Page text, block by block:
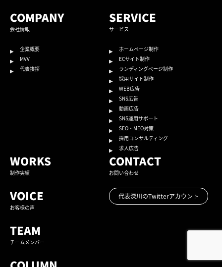
COMPANY
会社情報
企業概要
MVV
代表挨拶
SERVICE
サービス
ホームページ制作
ECサイト制作
ランディングページ制作
採用サイト制作
WEB広告
SNS広告
動画広告
SNS運用サポート
SEO・MEO対策
採用コンサルティング
求人広告
WORKS
制作実績
VOICE
お客様の声
TEAM
チームメンバー
CONTACT
お問い合わせ
代表深川のTwitterアカウント